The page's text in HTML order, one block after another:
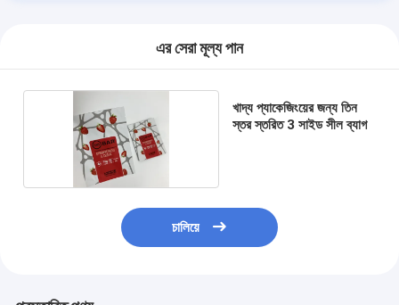
এর সেরা মূল্য পান
খাদ্য প্যাকেজিংয়ের জন্য তিন
স্তর স্তরিত 3 সাইড সীল ব্যাগ
চালিয়ে